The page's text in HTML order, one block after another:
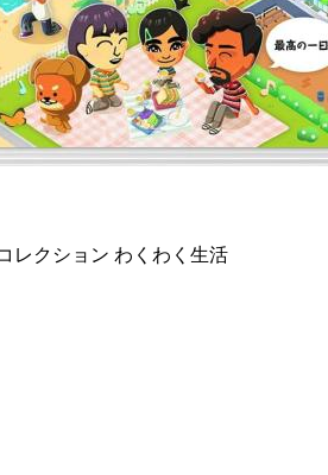
レクション わくわく生活